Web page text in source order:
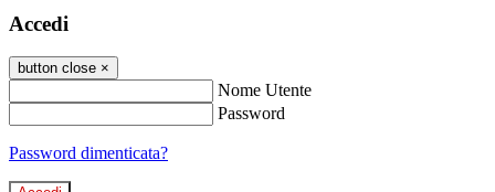
Accedi
button close ×
Nome Utente
Password
Password dimenticata?